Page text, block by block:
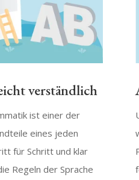
verständlich
ist einer der
eines jeden
für Schritt und klar
Regeln der Sprache